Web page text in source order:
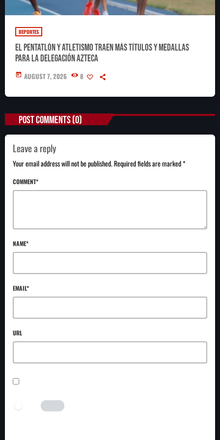
DEPORTES
El pentatlón y atletismo traen más títulos y medallas
para la delegación azteca
today AUGUST 7, 2026 8
POST COMMENTS (0)
Leave a reply
Your email address will not be published. Required fields are marked *
COMMENT*
NAME*
EMAIL*
URL
I AM HUMAN